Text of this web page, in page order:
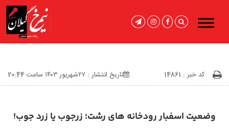
کد خبر : 14861 تاریخ انتشار : ۲۷شهریور ۱۴۰۳ ساعت 20:44
وضعیت اسفبار رودخانه های رشت؛ زرجوب یا زرد جوب!